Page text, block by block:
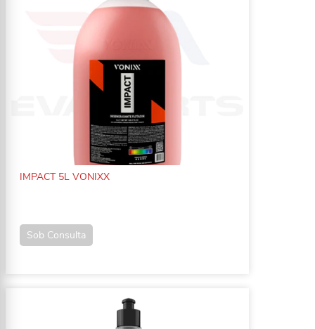
IMPACT 5L VONIXX
Sob Consulta